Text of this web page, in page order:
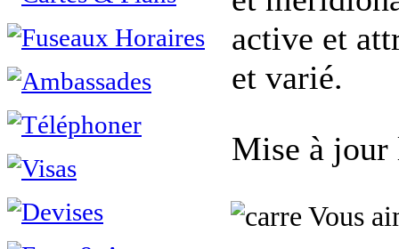
active et
et varié.
Mise à jour
Vous